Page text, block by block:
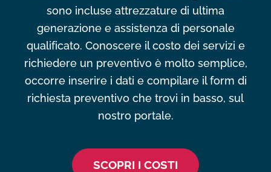
sono incluse attrezzature di ultima
generazione e assistenza di personale
qualificato. Conoscere il costo dei servizi e
richiedere un preventivo è molto semplice,
occorre inserire i dati e compilare il form di
richiesta preventivo che trovi in basso, sul
nostro portale.
SCOPRI I COSTI